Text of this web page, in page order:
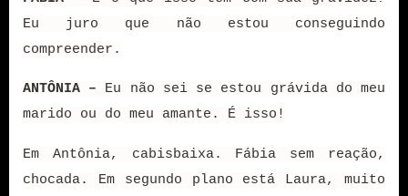
Eu juro que não estou conseguindo
compreender.
ANTÔNIA – Eu não sei se estou grávida do meu
marido ou do meu amante. É isso!
Em Antônia, cabisbaixa. Fábia sem reação,
chocada. Em segundo plano está Laura, muito